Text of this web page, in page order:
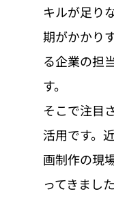
キルが足り
期がかかり
る企業の担
す。
そこで注目
活用です。
画制作の現
ってきまし